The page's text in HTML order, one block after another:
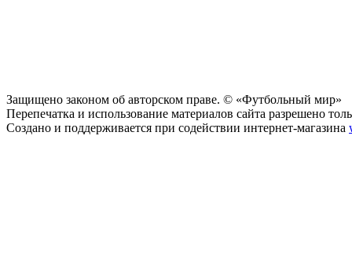
Защищено законом об авторском праве. © «Футбольный мир»
Перепечатка и использование материалов сайта разрешено
Создано и поддерживается при содействии интернет-магазина